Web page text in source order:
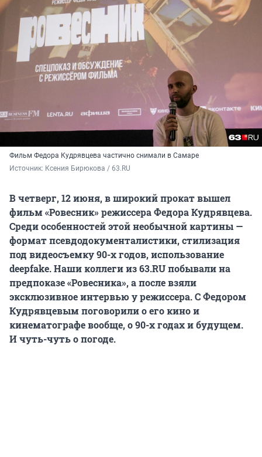
Фильм Федора Кудрявцева частично снимали в Самаре
Источник: Ксения Бирюкова / 63.RU
В четверг, 12 июня, в широкий прокат вышел
фильм «Ровесник» режиссера Федора Кудрявцева.
Среди особенностей этой необычной картины —
формат псевдодокументалистики, стилизация
под видеосъемку 90-х годов, использование
deepfake. Наши коллеги из 63.RU побывали на
предпоказе «Ровесника», а после взяли
эксклюзивное интервью у режиссера. С Федором
Кудрявцевым поговорили о его кино и
кинематографе вообще, о 90-х годах и будущем.
И чуть-чуть о погоде.